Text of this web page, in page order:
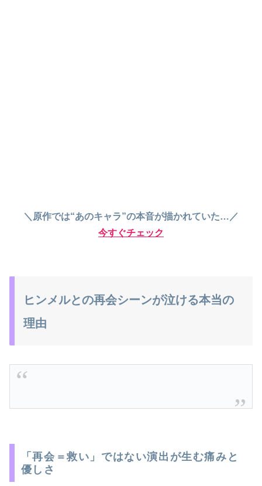
＼原作では“あのキャラ”の本音が描かれていた…／
今すぐチェック
ヒンメルとの再会シーンが泣ける本当の
理由
「再会＝救い」ではない演出が生む痛みと
優しさ